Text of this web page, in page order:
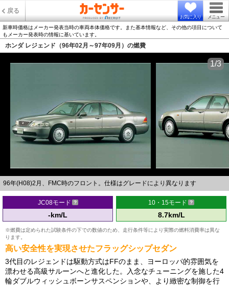
戻る
お気に入り メニュー
新車時価格はメーカー発表当時の車両本体価格です。また基本情報など、その他の項目について
もメーカー発表時の情報に基いています。
ホンダ レジェンド（96年02月～97年09月）の燃費
96年(H08)2月、FMC時のフロント。仕様はグレードにより異なります
1/3
JC08モード
-km/L
10・15モード
8.7km/L
※燃費は定められた試験条件の下での数値のため、走行条件等により実際の燃料消費率は異な
ります。
高い安全性を実現させたフラッグシップセダン
3代目のレジェンドは駆動方式はFFのまま、ヨーロッパ的雰囲気を
漂わせる高級サルーンへと進化した。入念なチューニングを施した4
輪ダブルウィッシュボーンサスペンションや、より緻密な制御を行